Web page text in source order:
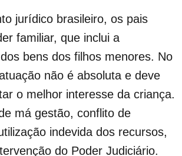
jurídico brasileiro, os pais
familiar, que inclui a
bens dos filhos menores. No
não é absoluta e deve
o melhor interesse da criança.
má gestão, conflito de
indevida dos recursos,
do Poder Judiciário.